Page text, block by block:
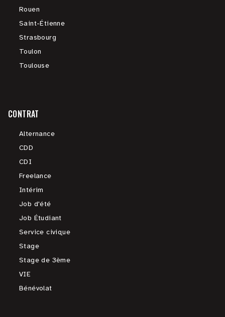
Rouen
Saint-Étienne
Strasbourg
Toulon
Toulouse
CONTRAT
Alternance
CDD
CDI
Freelance
Intérim
Job d'été
Job Étudiant
Service civique
Stage
Stage de 3ème
VIE
Bénévolat